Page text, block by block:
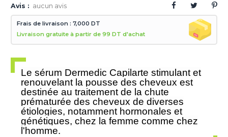
Avis : aucun avis
Frais de livraison : 7,000 DT
Livraison gratuite à partir de 99 DT d'achat
Le sérum Dermedic Capilarte stimulant et
renouvelant la pousse des cheveux est
destinée au traitement de la chute
prématurée des cheveux de diverses
étiologies, notamment hormonales et
génétiques, chez la femme comme chez
l'homme.